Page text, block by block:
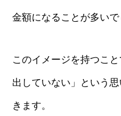
金額になることが多いで
このイメージを持つこ
出していない」という
きます。